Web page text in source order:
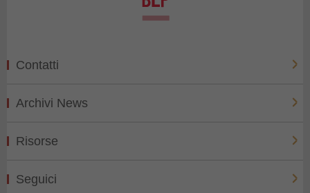
Contatti
Archivi News
Risorse
Seguici